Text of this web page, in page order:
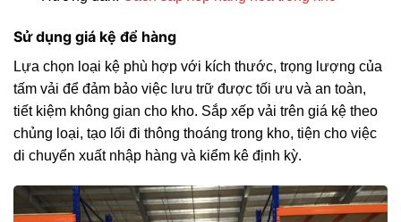
Sử dụng giá kệ để hàng
Lựa chọn loại kệ phù hợp với kích thước, trọng lượng của
tấm vải để đảm bảo việc lưu trữ được tối ưu và an toàn,
tiết kiệm không gian cho kho. Sắp xếp vải trên giá kệ theo
chủng loại, tạo lối đi thông thoáng trong kho, tiện cho việc
di chuyển xuất nhập hàng và kiểm kê định kỳ.